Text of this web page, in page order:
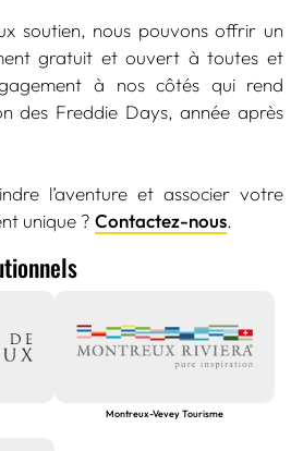
soutien, nous pouvons offrir un
gratuit et ouvert à toutes et
à nos côtés qui rend
des Freddie Days, année après
l’aventure et associer votre
unique ? Contactez-nous.
Montreux-Vevey Tourisme